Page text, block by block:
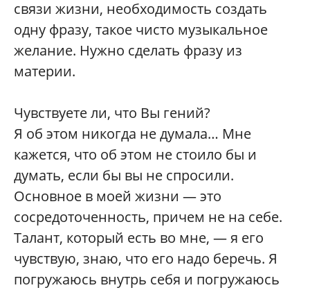
связи жизни, необходимость создать
одну фразу, такое чисто музыкальное
желание. Нужно сделать фразу из
материи.
Чувствуете ли, что Вы гений?
Я об этом никогда не думала… Мне
кажется, что об этом не стоило бы и
думать, если бы вы не спросили.
Основное в моей жизни — это
сосредоточенность, причем не на себе.
Талант, который есть во мне, — я его
чувствую, знаю, что его надо беречь. Я
погружаюсь внутрь себя и погружаюсь